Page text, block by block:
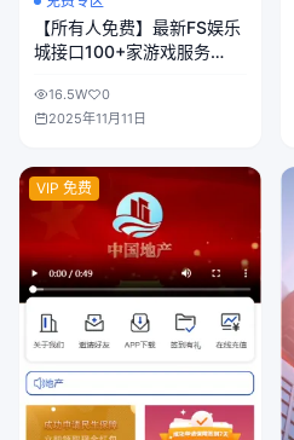
【所有人免费】最新FS娱乐
城接口100+家游戏服务
换/.NET程序带搭建教程
16.5W
0
2025年11月11日
VIP 免费